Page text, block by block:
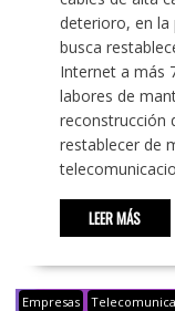
deterioro, en la
busca
Internet a más
labores de
reconstrucción
restablecer de
LEER MÁS
Empresas